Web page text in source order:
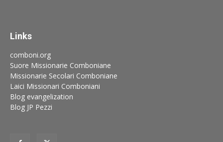
Links
comboni.org
Suore Missionarie Comboniane
Missionarie Secolari Comboniane
Laici Missionari Comboniani
Blog evangelization
Blog JP Pezzi